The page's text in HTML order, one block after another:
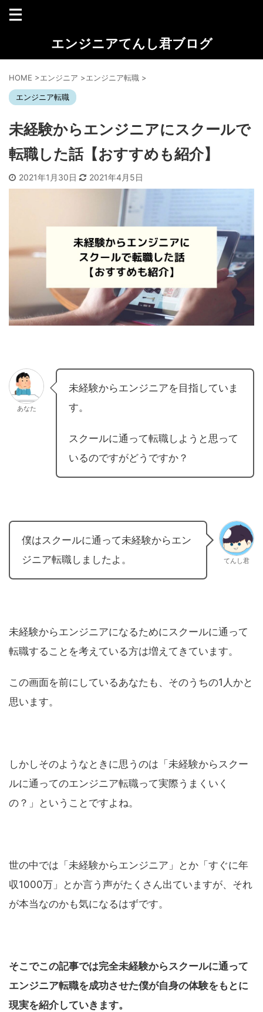
エンジニアてんし君ブログ
HOME >エンジニア >エンジニア転職 >
エンジニア転職
未経験からエンジニアにスクールで
転職した話【おすすめも紹介】
2021年1月30日 2021年4月5日
あなた
未経験からエンジニアを目指していま
す。
スクールに通って転職しようと思って
いるのですがどうですか？
僕はスクールに通って未経験からエン
ジニア転職しましたよ。
てんし君
未経験からエンジニアになるためにスクールに通って
転職することを考えている方は増えてきています。
この画面を前にしているあなたも、そのうちの1人かと
思います。
しかしそのようなときに思うのは「未経験からスクー
ルに通ってのエンジニア転職って実際うまくいく
の？」ということですよね。
世の中では「未経験からエンジニア」とか「すぐに年
収1000万」とか言う声がたくさん出ていますが、それ
が本当なのかも気になるはずです。
そこでこの記事では完全未経験からスクールに通って
エンジニア転職を成功させた僕が自身の体験をもとに
現実を紹介していきます。